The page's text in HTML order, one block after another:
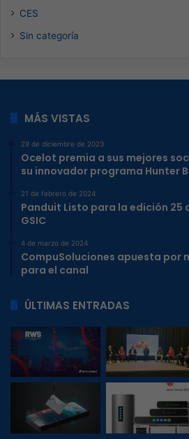
CES
Sin categoría
MÁS VISTAS
29 de diciembre de 2023
Ocelot premia a sus mejores
su innovador programa Hunter
21 de febrero de 2024
Panduit Listo para la edición 25
GSIC
4 de marzo de 2024
CompuSoluciones apuesta por
para el canal
ÚLTIMAS ENTRADAS